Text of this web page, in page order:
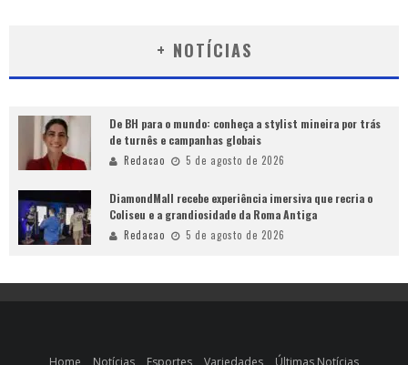
+ NOTÍCIAS
De BH para o mundo: conheça a stylist mineira por trás
de turnês e campanhas globais
Redacao 5 de agosto de 2026
DiamondMall recebe experiência imersiva que recria o
Coliseu e a grandiosidade da Roma Antiga
Redacao 5 de agosto de 2026
Home Notícias Esportes Variedades Últimas Notícias